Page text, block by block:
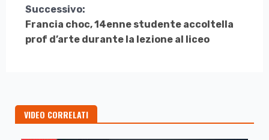
Successivo:
Francia choc, 14enne studente accoltella
prof d’arte durante la lezione al liceo
VIDEO CORRELATI